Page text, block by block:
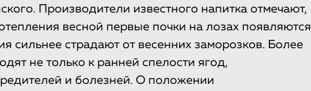
Производители известного напитка отмечают,
весной первые почки на лозах появляются
сильнее страдают от весенних заморозков. Более
не только к ранней спелости ягод,
и болезней. О положении